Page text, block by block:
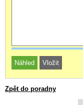
Zpět do poradny